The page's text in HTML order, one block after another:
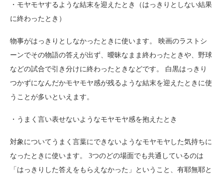
・モヤモヤするような結末を迎えたとき（はっきりとしない結果
に終わったとき）
物事がはっきりとしなかったときに使います。 映画のラストシ
ーンでその物語の答えが出ず、曖昧なまま終わったときや、野球
などの試合で引き分けに終わったときなどです。 白黒はっきり
つかずになんだかモヤモヤ感が残るような結末を迎えたときに使
うことが多いといえます。
・うまく言い表せないようなモヤモヤ感を抱えたとき
対象についてうまく言葉にできないようなモヤモヤした気持ちに
なったときに使います。 3つのどの場面でも共通しているのは
「はっきりした答えをもらえなかった」ということ、有耶無耶と